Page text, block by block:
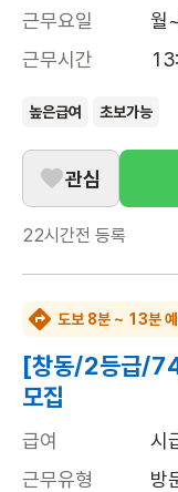
근무요일
월
근무시간
높은급여 초보가능
관심
22시간전 등록
도보 8분 ~ 13분
[창동/2등급/
모집
급여
시
근무유형
방